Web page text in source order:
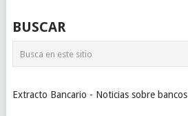
BUSCAR
Extracto Bancario - Noticias sobre bancos